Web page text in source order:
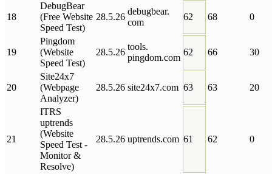
18
DebugBear
(Free Website
Speed Test)
28.5.26
debugbear.
com
62 68 0
19
Pingdom
(Website
Speed Test)
28.5.26
tools.
pingdom.com
62 66 30
20
Site24x7
(Webpage
Analyzer)
28.5.26 site24x7.com 63 63 20
21
ITRS
uptrends
(Website
Speed Test -
Monitor &
Resolve)
28.5.26 uptrends.com 61 62 0